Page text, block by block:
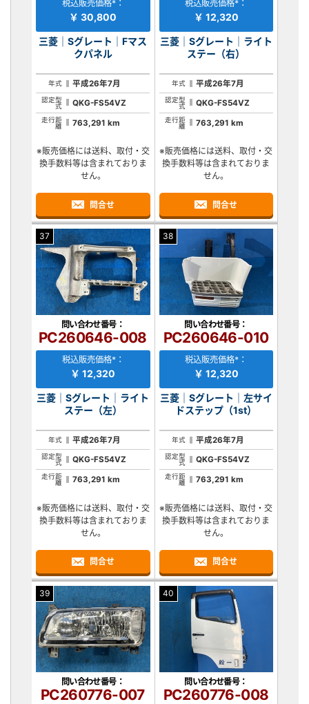
税込販売価格*：
￥ 30,800
三菱｜Sグレート｜Fマス
クパネル
年式 平成26年7月
認定型
式
QKG-FS54VZ
走行距
離
763,291 km
※販売価格には送料、取付・交
換手数料等は含まれておりま
せん。
問合せ
税込販売価格*：
￥ 12,320
三菱｜Sグレート｜ライト
ステー（右）
年式 平成26年7月
認定型
式
QKG-FS54VZ
走行距
離
763,291 km
※販売価格には送料、取付・交
換手数料等は含まれておりま
せん。
問合せ
37
問い合わせ番号：
PC260646-008
税込販売価格*：
￥ 12,320
三菱｜Sグレート｜ライト
ステー（左）
年式 平成26年7月
認定型
式
QKG-FS54VZ
走行距
離
763,291 km
※販売価格には送料、取付・交
換手数料等は含まれておりま
せん。
問合せ
38
問い合わせ番号：
PC260646-010
税込販売価格*：
￥ 12,320
三菱｜Sグレート｜左サイ
ドステップ（1st）
年式 平成26年7月
認定型
式
QKG-FS54VZ
走行距
離
763,291 km
※販売価格には送料、取付・交
換手数料等は含まれておりま
せん。
問合せ
39
問い合わせ番号：
PC260776-007
40
問い合わせ番号：
PC260776-008